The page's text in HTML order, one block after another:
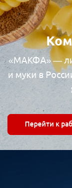
«МАКФА» —
и муки в
Перейти к